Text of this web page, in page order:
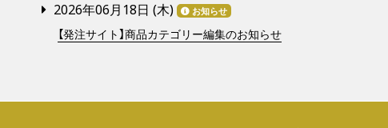
2026年06月18日 (木) お知らせ
【発注サイト】商品カテゴリー編集のお知らせ